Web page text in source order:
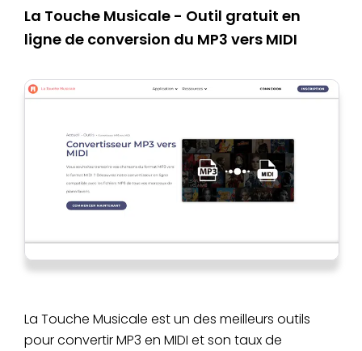
La Touche Musicale - Outil gratuit en
ligne de conversion du MP3 vers MIDI
La Touche Musicale est un des meilleurs outils
pour convertir MP3 en MIDI et son taux de